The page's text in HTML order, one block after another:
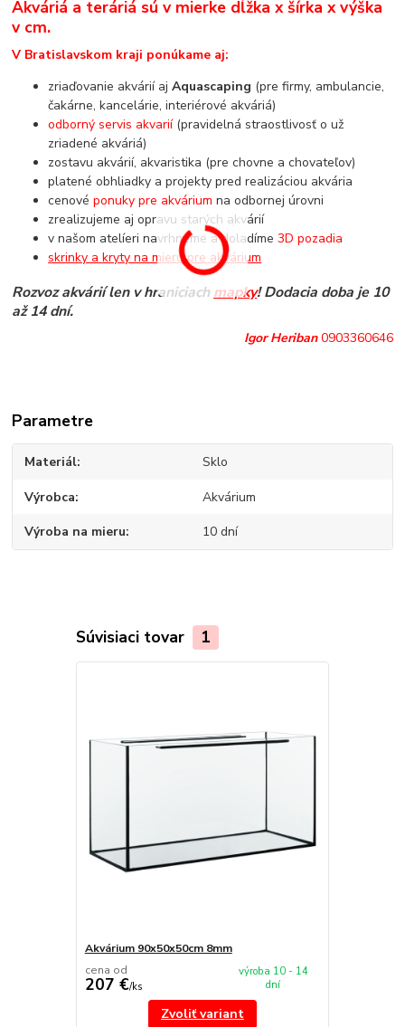
Akváriá a teráriá sú v mierke dĺžka x šírka x výška
v cm.
V Bratislavskom kraji ponúkame aj:
zriaďovanie akvárií ajAquascaping (pre firmy, ambulancie,
čakárne, kancelárie, interiérové akváriá)
odborný servis akvarií(pravidelná straostlivosť o už
zriadené akváriá)
zostavu akvárií, akvaristika (pre chovne a chovateľov)
platené obhliadky a projekty pred realizáciou akvária
cenovéponuky pre akvárium na odbornej úrovni
zrealizujeme aj opravu starých akvárií
v našom atelíeri navrhneme a doladíme3D pozadia
skrinky a kryty na mieru pre akvárium
Rozvoz akvárií len v hraniciach mapky! Dodacia doba je 10
až 14 dní.
Igor Heriban0903360646
Parametre
Materiál Sklo
Výrobca Akvárium
Výroba na mieru 10 dní
Súvisiaci tovar 1
Akvárium 90x50x50cm 8mm
cena od
207 €/ks
výroba 10 - 14
dní
Zvoliť variant